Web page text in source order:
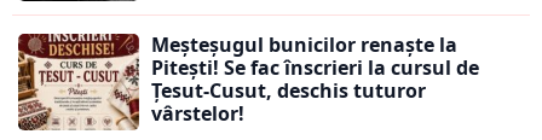
Meșteșugul bunicilor renaște la
Pitești! Se fac înscrieri la cursul de
Țesut-Cusut, deschis tuturor
vârstelor!